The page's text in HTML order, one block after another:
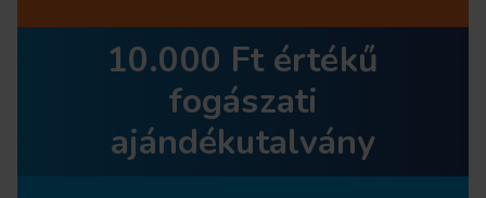
10.000 Ft értékű
fogászati
ajándékutalvány